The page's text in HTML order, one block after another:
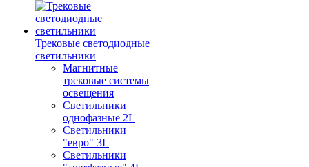
Трековые светодиодные
светильники
Магнитные
трековые системы
освещения
Светильники
однофазные 2L
Светильники
"евро" 3L
Светильники